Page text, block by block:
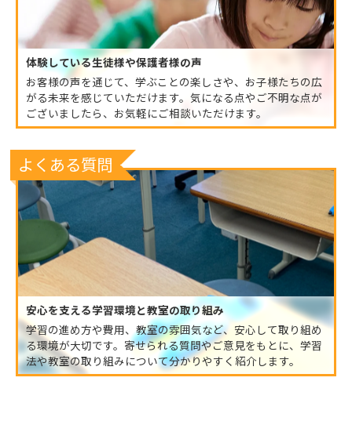
体験している生徒様や保護者様の声
お客様の声を通じて、学ぶことの楽しさや、お子様たちの広
がる未来を感じていただけます。気になる点やご不明な点が
ございましたら、お気軽にご相談いただけます。
よくある質問
安心を支える学習環境と教室の取り組み
学習の進め方や費用、教室の雰囲気など、安心して取り組め
る環境が大切です。寄せられる質問やご意見をもとに、学習
法や教室の取り組みについて分かりやすく紹介します。